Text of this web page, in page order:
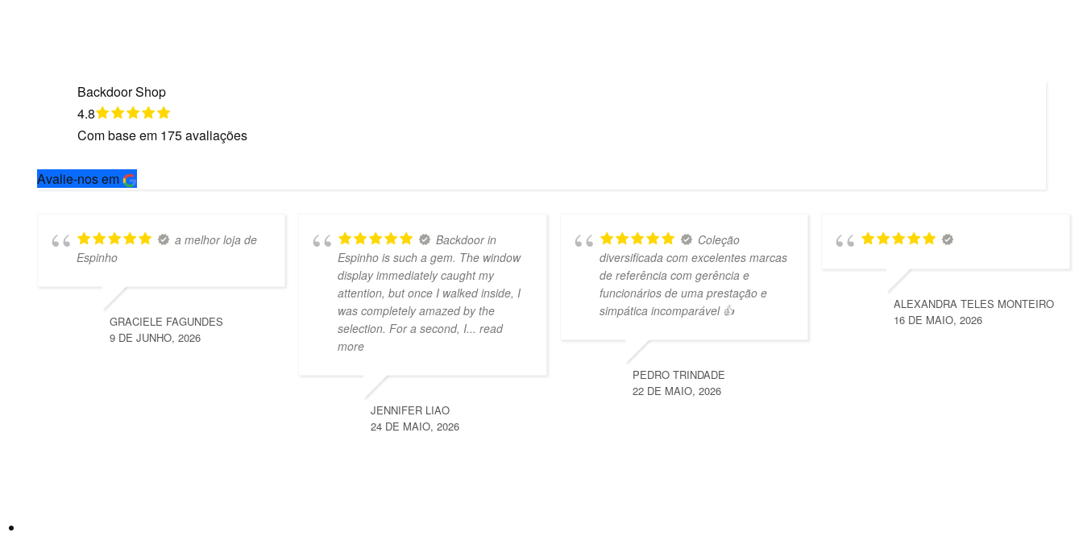
Backdoor Shop
4.8
Com base em 175avaliações
Avalie-nos em
a melhor loja de
Espinho
GRACIELE FAGUNDES
9 DE JUNHO, 2026
Backdoor in
Espinho is such a gem. The window
display immediately caught my
attention, but once I walked inside, I
was completely amazed by the
selection. For a second, I... read
more
JENNIFER LIAO
24 DE MAIO, 2026
Coleção
diversificada com excelentes marcas
de referência com gerência e
funcionários de uma prestação e
simpática incomparável 👍
PEDRO TRINDADE
22 DE MAIO, 2026
ALEXANDRA TELES MONTEIRO
16 DE MAIO, 2026